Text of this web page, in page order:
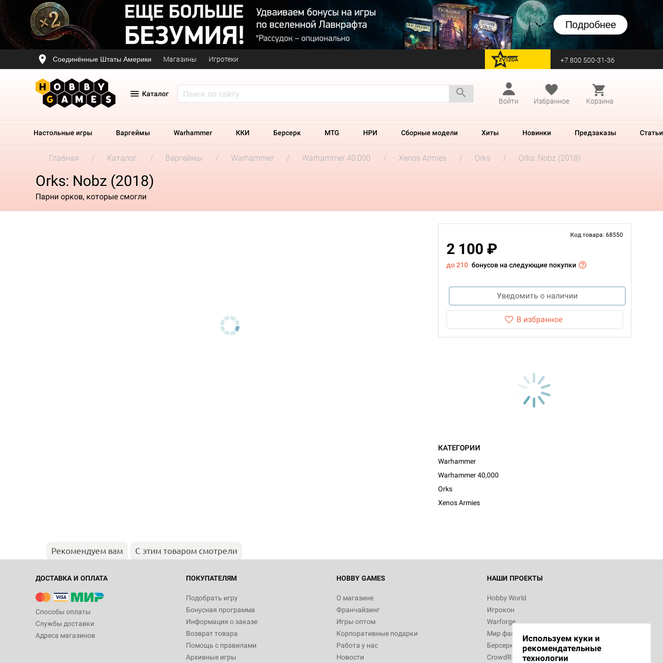
Подробнее
Соединённые Штаты Америки Магазины Игротеки перейти на Zvezda +7 800 500-31-36
Каталог
Войти
Избранное Корзина
Настольные игры Варгеймы Warhammer ККИ Берсерк MTG НРИ Сборные модели Хиты Новинки Предзаказы Статьи
Главная Каталог Варгеймы Warhammer Warhammer 40,000 Xenos Armies Orks Orks: Nobz (2018)
Orks: Nobz (2018)
Парни орков, которые смогли
Код товара: 68550
2 100 ₽
до 210 бонусов на следующие покупки
Уведомить о наличии
В избранное
КАТЕГОРИИ
Warhammer
Warhammer 40,000
Orks
Xenos Armies
Рекомендуем вам С этим товаром смотрели
ДОСТАВКА И ОПЛАТА
Способы оплаты
Службы доставки
Адреса магазинов
ПОКУПАТЕЛЯМ
Подобрать игру
Бонусная программа
Информация о заказе
Возврат товара
Помощь с правилами
Архивные игры
HOBBY GAMES
О магазине
Франчайзинг
Игры оптом
Корпоративные подарки
Работа у нас
Новости
НАШИ ПРОЕКТЫ
Hobby World
Игрокон
Warforge
Мир фантастики
Берсерк
CrowdRepublic
Используем куки и
рекомендательные
технологии